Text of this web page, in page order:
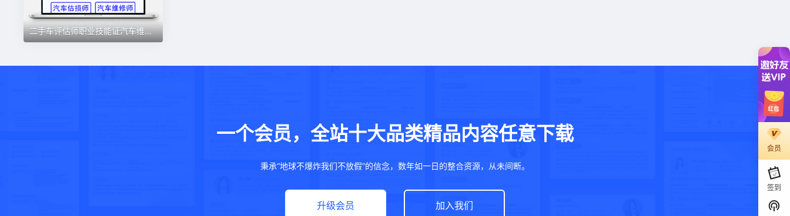
二手车评估师职业技能证汽车维修师平台认证全国通用官网可查
一个会员，全站十大品类精品内容任意下载
秉承“地球不爆炸我们不放假”的信念，数年如一日的整合资源，从未间断。
升级会员 加入我们
会员
签到